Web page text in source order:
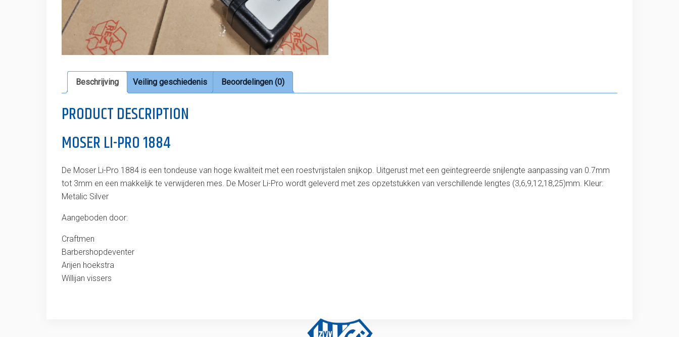
Beschrijving Veiling geschiedenis Beoordelingen (0)
PRODUCT DESCRIPTION
MOSER LI-PRO 1884
De Moser Li-Pro 1884 is een tondeuse van hoge kwaliteit met een roestvrijstalen snijkop. Uitgerust met een geïntegreerde snijlengte aanpassing van 0.7mm
tot 3mm en een makkelijk te verwijderen mes. De Moser Li-Pro wordt geleverd met zes opzetstukken van verschillende lengtes (3,6,9,12,18,25)mm. Kleur:
Metalic Silver
Aangeboden door:
Craftmen
Barbershopdeventer
Arijen hoekstra
Willijan vissers